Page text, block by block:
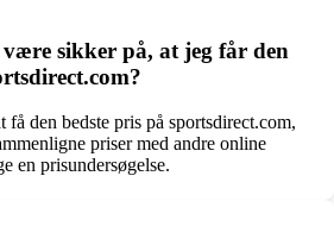
sikker på, at jeg får den
den bedste pris på sportsdirect.com,
priser med andre online
en prisundersøgelse.